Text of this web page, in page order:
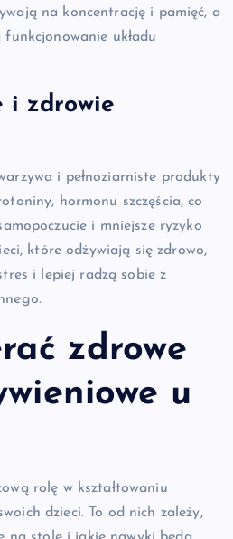
na koncentrację i pamięć, a
układu
i zdrowie
i pełnoziarniste produkty
hormonu szczęścia, co
i mniejsze ryzyko
które odżywiają się zdrowo,
i lepiej radzą sobie z
zdrowe
u
rolę w kształtowaniu
dzieci. To od nich zależy,